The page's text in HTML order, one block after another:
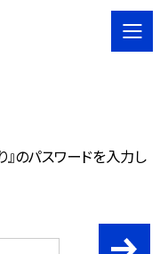
のパスワードを入力し